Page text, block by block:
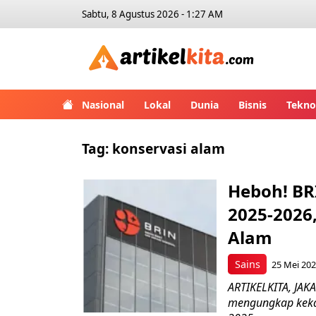
Sabtu, 8 Agustus 2026 - 1:27 AM
Nasional Lokal Dunia Bisnis
Tag: konservasi alam
Sains
Heboh!
2025-
Alam
25 Mei
ARTIKELKITA,
mengungkap